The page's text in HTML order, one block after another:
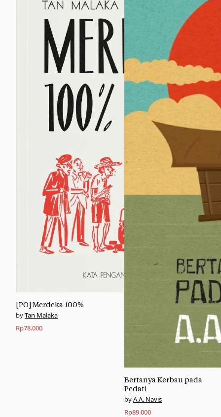
[PO] Merdeka 100%
Tan Malaka
Rp78.000
Bertanya Kerbau pada
Pedati
A.A. Navis
Rp89.000